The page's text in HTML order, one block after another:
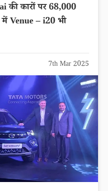
की कारों पर 68,000
Venue – i20 भी
7th Mar 2025